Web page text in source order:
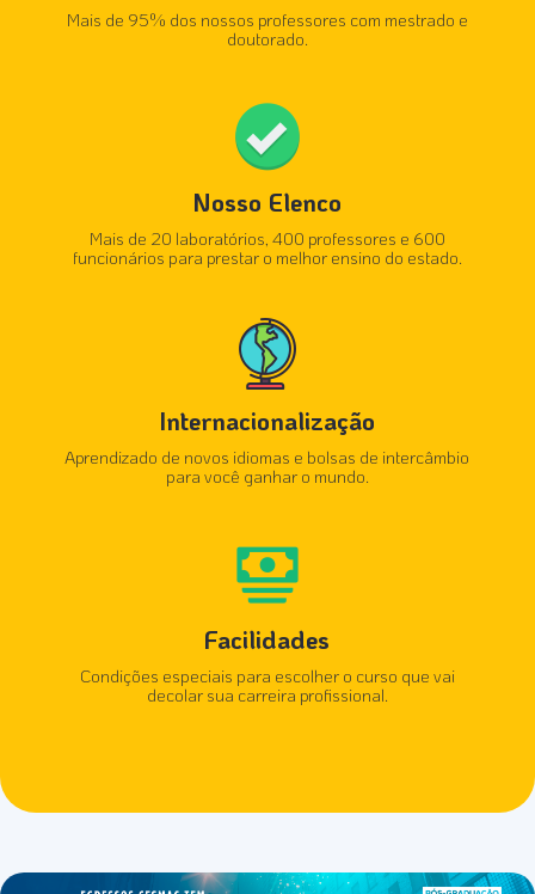
Mais de 95% dos nossos professores com mestrado e
doutorado.
Nosso Elenco
Mais de 20 laboratórios, 400 professores e 600
funcionários para prestar o melhor ensino do estado.
Internacionalização
Aprendizado de novos idiomas e bolsas de intercâmbio
para você ganhar o mundo.
Facilidades
Condições especiais para escolher o curso que vai
decolar sua carreira profissional.